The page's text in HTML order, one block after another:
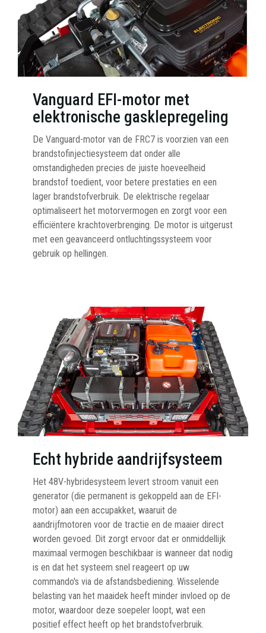
Vanguard EFI-motor met
elektronische gasklepregeling
De Vanguard-motor van de FRC7 is voorzien van een
brandstofinjectiesysteem dat onder alle
omstandigheden precies de juiste hoeveelheid
brandstof toedient, voor betere prestaties en een
lager brandstofverbruik. De elektrische regelaar
optimaliseert het motorvermogen en zorgt voor een
efficiëntere krachtoverbrenging. De motor is uitgerust
met een geavanceerd ontluchtingssysteem voor
gebruik op hellingen.
Echt hybride aandrijfsysteem
Het 48V-hybridesysteem levert stroom vanuit een
generator (die permanent is gekoppeld aan de EFI-
motor) aan een accupakket, waaruit de
aandrijfmotoren voor de tractie en de maaier direct
worden gevoed. Dit zorgt ervoor dat er onmiddellijk
maximaal vermogen beschikbaar is wanneer dat nodig
is en dat het systeem snel reageert op uw
commando's via de afstandsbediening. Wisselende
belasting van het maaidek heeft minder invloed op de
motor, waardoor deze soepeler loopt, wat een
positief effect heeft op het brandstofverbruik.